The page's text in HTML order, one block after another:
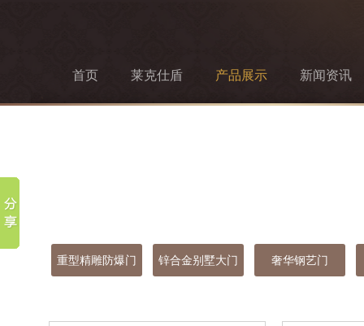
首页 莱克仕盾 产品展示 新闻资讯
重型精雕防爆门 锌合金别墅大门 奢华钢艺门